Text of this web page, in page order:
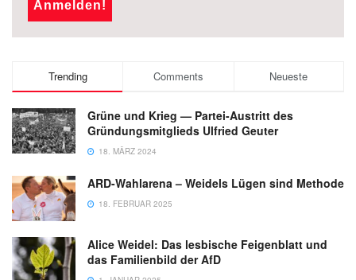
Trending Comments Neueste
Grüne und Krieg — Partei-Austritt des
Gründungsmitglieds Ulfried Geuter
18. MÄRZ 2024
ARD-Wahlarena – Weidels Lügen sind Methode
18. FEBRUAR 2025
Alice Weidel: Das lesbische Feigenblatt und
das Familienbild der AfD